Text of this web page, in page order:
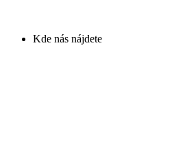
Kde nás nájdete